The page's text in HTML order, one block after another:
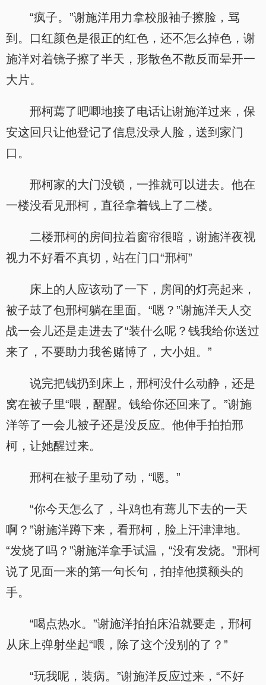
“疯子。”谢施洋用力拿校服袖子擦脸，骂
到。口红颜色是很正的红色，还不怎么掉色，谢
施洋对着镜子擦了半天，形散色不散反而晕开一
大片。
邢柯蔫了吧唧地接了电话让谢施洋过来，保
安这回只让他登记了信息没录人脸，送到家门
口。
邢柯家的大门没锁，一推就可以进去。他在
一楼没看见邢柯，直径拿着钱上了二楼。
二楼邢柯的房间拉着窗帘很暗，谢施洋夜视
视力不好看不真切，站在门口“邢柯”
床上的人应该动了一下，房间的灯亮起来，
被子鼓了包邢柯躺在里面。“嗯？”谢施洋天人交
战一会儿还是走进去了“装什么呢？钱我给你送过
来了，不要助力我爸赌博了，大小姐。”
说完把钱扔到床上，邢柯没什么动静，还是
窝在被子里“喂，醒醒。钱给你还回来了。”谢施
洋等了一会儿被子还是没反应。他伸手拍拍邢
柯，让她醒过来。
邢柯在被子里动了动，“嗯。”
“你今天怎么了，斗鸡也有蔫儿下去的一天
啊？”谢施洋蹲下来，看邢柯，脸上汗津津地。
“发烧了吗？”谢施洋拿手试温，“没有发烧。”邢柯
说了见面一来的第一句长句，拍掉他摸额头的
手。
“喝点热水。”谢施洋拍拍床沿就要走，邢柯
从床上弹射坐起“喂，除了这个没别的了？”
“玩我呢，装病。”谢施洋反应过来，“不好